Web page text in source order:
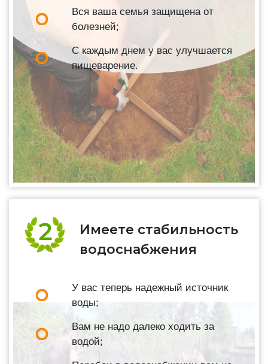
Вся ваша семья защищена от
болезней;
С каждым днем у вас улучшается
пищеварение.
Имеете стабильность
водоснабжения
У вас теперь надежный источник
воды;
Вам не надо далеко ходить за
водой;